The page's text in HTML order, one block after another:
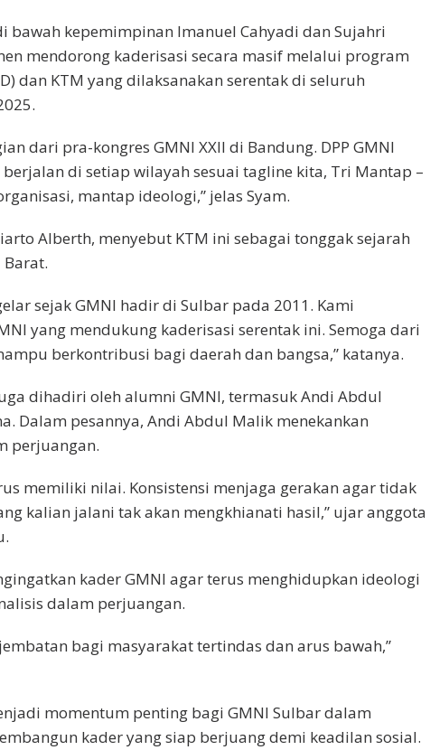
bawah kepemimpinan Imanuel Cahyadi dan Sujahri
mendorong kaderisasi secara masif melalui program
dan KTM yang dilaksanakan serentak di seluruh
dari pra-kongres GMNI XXII di Bandung. DPP GMNI
di setiap wilayah sesuai tagline kita, Tri Mantap –
mantap ideologi,” jelas Syam.
Alberth, menyebut KTM ini sebagai tonggak sejarah
Barat.
sejak GMNI hadir di Sulbar pada 2011. Kami
yang mendukung kaderisasi serentak ini. Semoga dari
berkontribusi bagi daerah dan bangsa,” katanya.
dihadiri oleh alumni GMNI, termasuk Andi Abdul
Dalam pesannya, Andi Abdul Malik menekankan
perjuangan.
memiliki nilai. Konsistensi menjaga gerakan agar tidak
kalian jalani tak akan mengkhianati hasil,” ujar anggota
kader GMNI agar terus menghidupkan ideologi
dalam perjuangan.
bagi masyarakat tertindas dan arus bawah,”
momentum penting bagi GMNI Sulbar dalam
kader yang siap berjuang demi keadilan sosial.